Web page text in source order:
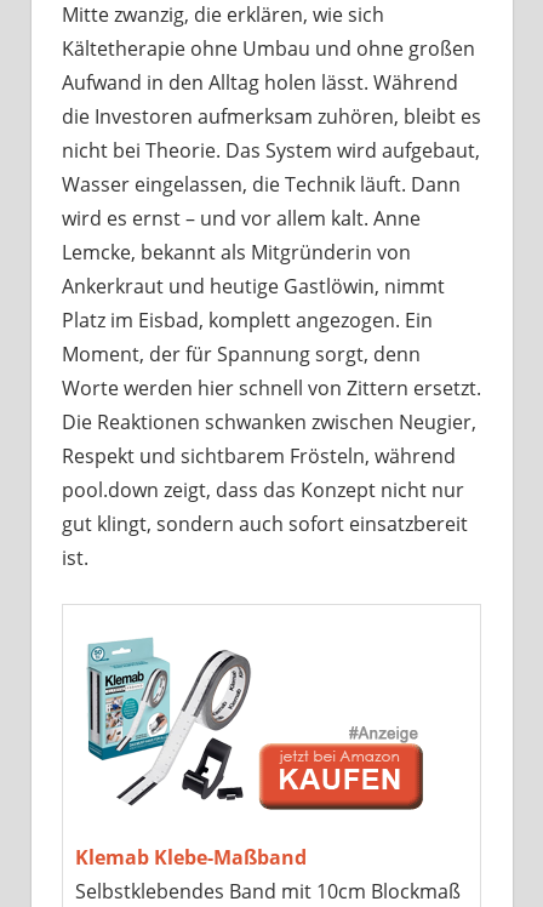
Mitte zwanzig, die erklären, wie sich
Kältetherapie ohne Umbau und ohne großen
Aufwand in den Alltag holen lässt. Während
die Investoren aufmerksam zuhören, bleibt es
nicht bei Theorie. Das System wird aufgebaut,
Wasser eingelassen, die Technik läuft. Dann
wird es ernst – und vor allem kalt. Anne
Lemcke, bekannt als Mitgründerin von
Ankerkraut und heutige Gastlöwin, nimmt
Platz im Eisbad, komplett angezogen. Ein
Moment, der für Spannung sorgt, denn
Worte werden hier schnell von Zittern ersetzt.
Die Reaktionen schwanken zwischen Neugier,
Respekt und sichtbarem Frösteln, während
pool.down zeigt, dass das Konzept nicht nur
gut klingt, sondern auch sofort einsatzbereit
ist.
Klemab Klebe-Maßband
Selbstklebendes Band mit 10cm Blockmaß